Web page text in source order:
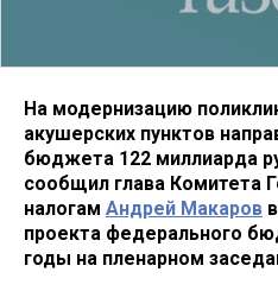
На модернизацию
акушерских пунктов
бюджета 122 миллиарда
сообщил глава Комитета
налогам Андрей Макаров
проекта федерального
годы на пленарном